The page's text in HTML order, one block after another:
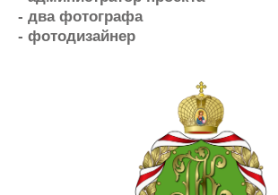
- два фотографа
- фотодизайнер